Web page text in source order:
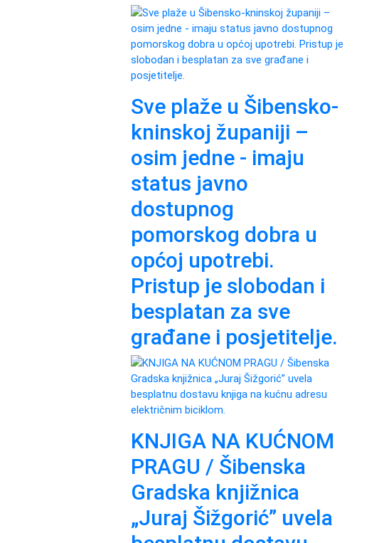
Sve plaže u Šibensko-
kninskoj županiji –
osim jedne - imaju
status javno
dostupnog
pomorskog dobra u
općoj upotrebi.
Pristup je slobodan i
besplatan za sve
građane i posjetitelje.
KNJIGA NA KUĆNOM
PRAGU / Šibenska
Gradska knjižnica
„Juraj Šižgorić” uvela